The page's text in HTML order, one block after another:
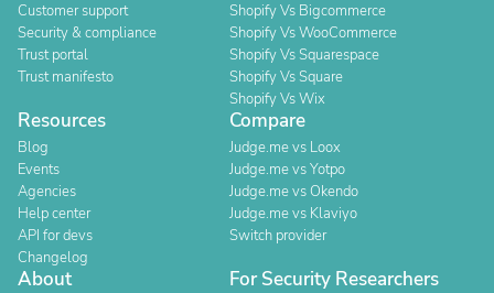
Customer support
Security & compliance
Trust portal
Trust manifesto
Shopify Vs Bigcommerce
Shopify Vs WooCommerce
Shopify Vs Squarespace
Shopify Vs Square
Shopify Vs Wix
Resources
Blog
Events
Agencies
Help center
API for devs
Changelog
Compare
Judge.me vs Loox
Judge.me vs Yotpo
Judge.me vs Okendo
Judge.me vs Klaviyo
Switch provider
About For Security Researchers